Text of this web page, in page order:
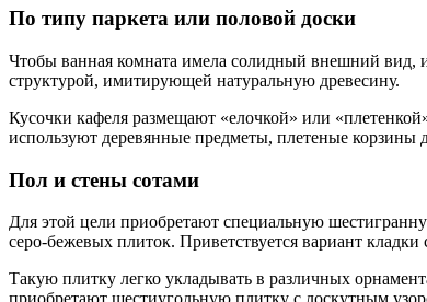
По типу паркета или половой доски
Чтобы ванная комната имела солидный внешний вид,
структурой, имитирующей натуральную древесину.
Кусочки кафеля размещают «елочкой» или
используют деревянные предметы, плетеные корзины
Пол и стены сотами
Для этой цели приобретают специальную
серо-бежевых плиток. Приветствуется вариант кладки
Такую плитку легко укладывать в различных